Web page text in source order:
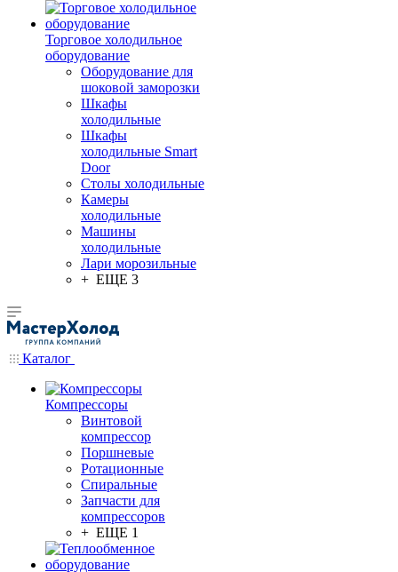
Торговое холодильное
оборудование
Оборудование для
шоковой заморозки
Шкафы
холодильные
Шкафы
холодильные Smart
Door
Столы холодильные
Камеры
холодильные
Машины
холодильные
Лари морозильные
+ ЕЩЕ 3
Каталог
Компрессоры
Винтовой
компрессор
Поршневые
Ротационные
Спиральные
Запчасти для
компрессоров
+ ЕЩЕ 1